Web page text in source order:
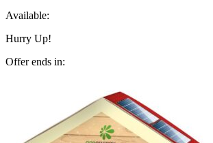
Available:
Hurry Up!
Offer ends in: